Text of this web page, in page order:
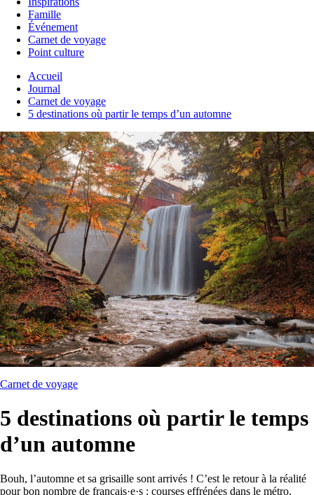
Famille
Événement
Carnet de voyage
Point culture
Accueil
Journal
Carnet de voyage
5 destinations où partir le temps d’un automne
Carnet de voyage
5 destinations où partir le temps
d’un automne
Bouh, l’automne et sa grisaille sont arrivés ! C’est le retour à la réalité
pour bon nombre de français·e·s : courses effrénées dans le métro,